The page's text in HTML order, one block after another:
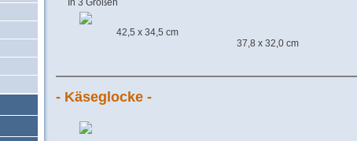
42,5 x 34,5 cm
37,8 x 32,0 cm
- Käseglocke -